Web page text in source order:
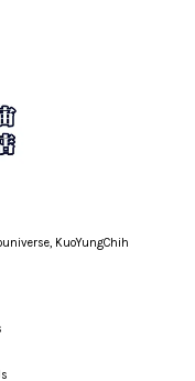
KuoYungChih